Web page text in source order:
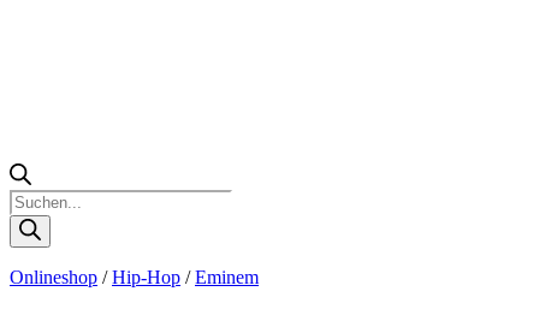
Products
search
Onlineshop /Hip-Hop /Eminem